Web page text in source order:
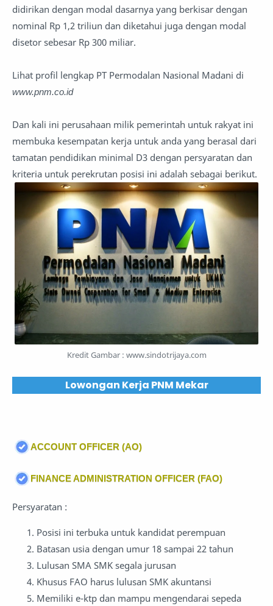
didirikan dengan modal dasarnya yang berkisar dengan
nominal Rp 1,2 triliun dan diketahui juga dengan modal
disetor sebesar Rp 300 miliar.
Lihat profil lengkap PT Permodalan Nasional Madani di
www.pnm.co.id
Dan kali ini perusahaan milik pemerintah untuk rakyat ini
membuka kesempatan kerja untuk anda yang berasal dari
tamatan pendidikan minimal D3 dengan persyaratan dan
kriteria untuk perekrutan posisi ini adalah sebagai berikut.
Kredit Gambar : www.sindotrijaya.com
Lowongan Kerja PNM Mekar
ACCOUNT OFFICER (AO)
FINANCE ADMINISTRATION OFFICER (FAO)
Persyaratan :
Posisi ini terbuka untuk kandidat perempuan
Batasan usia dengan umur 18 sampai 22 tahun
Lulusan SMA SMK segala jurusan
Khusus FAO harus lulusan SMK akuntansi
Memiliki e-ktp dan mampu mengendarai sepeda